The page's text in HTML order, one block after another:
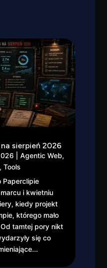
sierpień 2026
Agentic Web,
, Tools
Paperclipie
i kwietniu
kiedy projekt
którego mało
tamtej pory nikt
się co